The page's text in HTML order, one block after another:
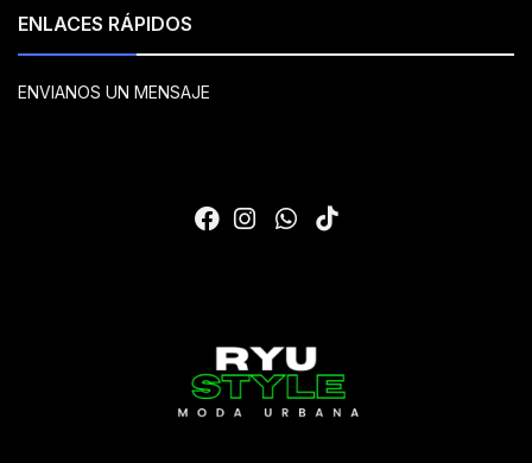
ENLACES RÁPIDOS
ENVIANOS UN MENSAJE